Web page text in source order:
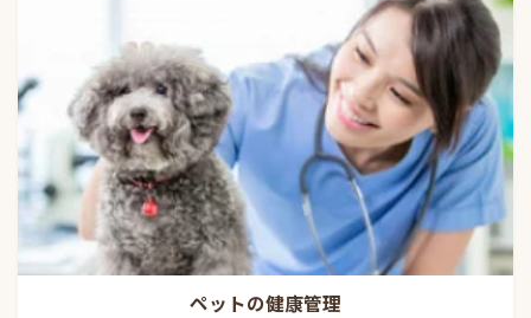
ペットの健康管理